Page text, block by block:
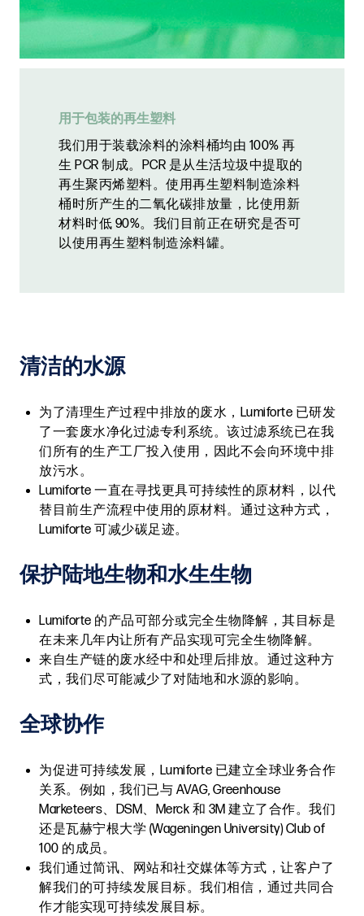
用于包装的再生塑料
我们用于装载涂料的涂料桶均由 100% 再
生 PCR 制成。PCR 是从生活垃圾中提取的
再生聚丙烯塑料。使用再生塑料制造涂料
桶时所产生的二氧化碳排放量，比使用新
材料时低 90%。我们目前正在研究是否可
以使用再生塑料制造涂料罐。
清洁的水源
为了清理生产过程中排放的废水，Lumiforte 已研发
了一套废水净化过滤专利系统。该过滤系统已在我
们所有的生产工厂投入使用，因此不会向环境中排
放污水。
Lumiforte 一直在寻找更具可持续性的原材料，以代
替目前生产流程中使用的原材料。通过这种方式，
Lumiforte 可减少碳足迹。
保护陆地生物和水生生物
Lumiforte 的产品可部分或完全生物降解，其目标是
在未来几年内让所有产品实现可完全生物降解。
来自生产链的废水经中和处理后排放。通过这种方
式，我们尽可能减少了对陆地和水源的影响。
全球协作
为促进可持续发展，Lumiforte 已建立全球业务合作
关系。例如，我们已与 AVAG, Greenhouse
Marketeers、DSM、Merck 和 3M 建立了合作。我们
还是瓦赫宁根大学 (Wageningen University) Club of
100 的成员。
我们通过简讯、网站和社交媒体等方式，让客户了
解我们的可持续发展目标。我们相信，通过共同合
作才能实现可持续发展目标。